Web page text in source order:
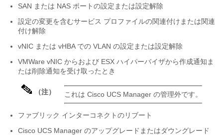
SAN または NAS ポートの設定または設定解除
設定の変更を含むサービス プロファイルの関連付けまたは関連
付け解除
vNIC または vHBA での VLAN の設定または設定解除
VMWare vNIC からおよび ESX ハイパーバイザから作成通知ま
たは削除通知を受け取ったとき
（注） これは Cisco UCS Manager の管理外です。
ファブリック インターコネクトのリブート
Cisco UCS Manager のアップグレードまたはダウングレード